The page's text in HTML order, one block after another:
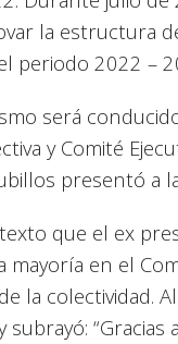
la estructura
periodo 2022 –
será
y Comité
presentó a
que el ex
mayoría en el
la colectividad.